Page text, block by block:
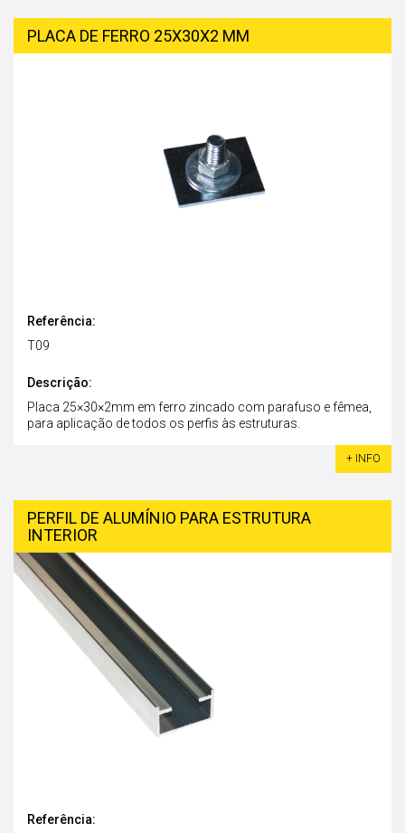
PLACA DE FERRO 25X30X2 MM
Referência:
T09
Descrição:
Placa 25×30×2mm em ferro zincado com parafuso e fêmea,
para aplicação de todos os perfis às estruturas.
+ INFO
PERFIL DE ALUMÍNIO PARA ESTRUTURA
INTERIOR
Referência: